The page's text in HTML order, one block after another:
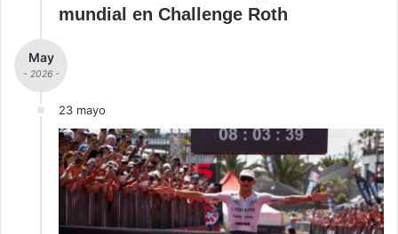
mundial en Challenge Roth
May
- 2026 -
23 mayo